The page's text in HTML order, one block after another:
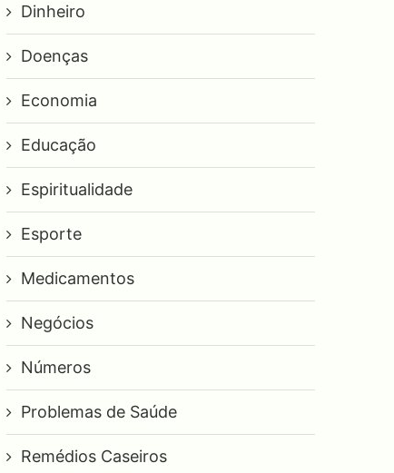
Dinheiro
Doenças
Economia
Educação
Espiritualidade
Esporte
Medicamentos
Negócios
Números
Problemas de Saúde
Remédios Caseiros